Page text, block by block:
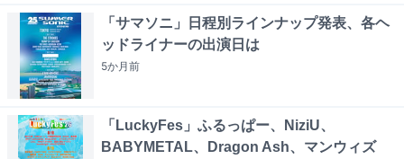
「サマソニ」日程別ラインナップ発表、各ヘ
ッドライナーの出演日は
5か月前
「LuckyFes」ふるっぱー、NiziU、
BABYMETAL、Dragon Ash、マンウィズ